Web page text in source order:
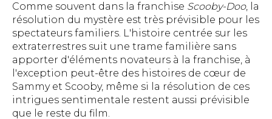
Comme souvent dans la franchise Scooby-Doo, la
résolution du mystère est très prévisible pour les
spectateurs familiers. L'histoire centrée sur les
extraterrestres suit une trame familière sans
apporter d'éléments novateurs à la franchise, à
l'exception peut-être des histoires de cœur de
Sammy et Scooby, même si la résolution de ces
intrigues sentimentale restent aussi prévisible
que le reste du film.